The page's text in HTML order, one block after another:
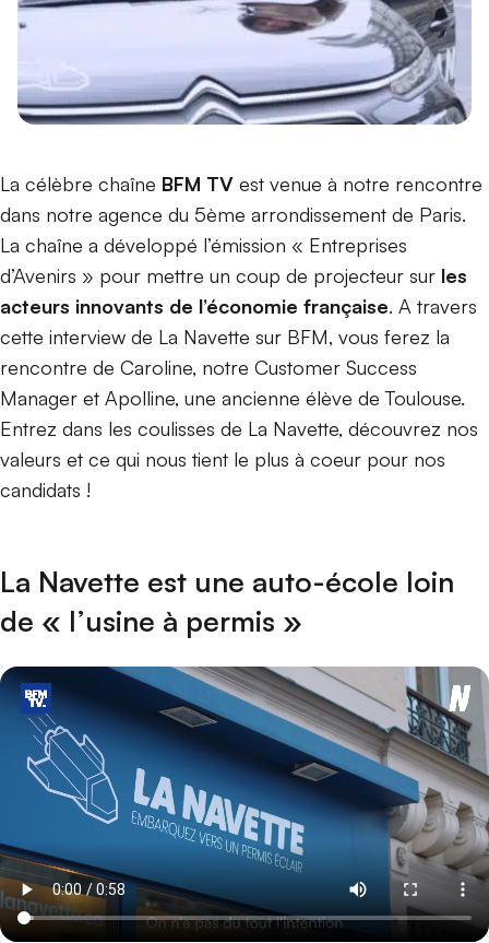
La célèbre chaîne BFM TV est venue à notre rencontre
dans notre agence du 5ème arrondissement de Paris.
La chaîne a développé l’émission « Entreprises
d’Avenirs » pour mettre un coup de projecteur sur les
acteurs innovants de l’économie française. A travers
cette interview de La Navette sur BFM, vous ferez la
rencontre de Caroline, notre Customer Success
Manager et Apolline, une ancienne élève de Toulouse.
Entrez dans les coulisses de La Navette, découvrez nos
valeurs et ce qui nous tient le plus à coeur pour nos
candidats !
La Navette est une auto-école loin
de « l’usine à permis »